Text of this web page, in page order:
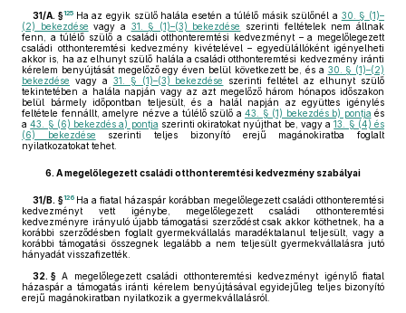
31/A. §125 Ha az egyik szülő halála esetén a túlélő másik szülőnél a 30. § (1)–
(2) bekezdése vagy a 31. § (1)–(3) bekezdése
szerinti feltételek nem állnak
fenn, a túlélő szülő a családi otthonteremtési kedvezményt – a megelőlegezett
családi otthonteremtési kedvezmény kivételével – egyedülállóként igényelheti
akkor is, ha az elhunyt szülő halála a családi otthonteremtési kedvezmény iránti
kérelem benyújtását megelőző egy éven belül következett be, és a 30. § (1)–(2)
bekezdése vagy a 31. § (1)–(3) bekezdése
szerinti feltétel az elhunyt szülő
tekintetében a halála napján vagy az azt megelőző három hónapos időszakon
belül bármely időpontban teljesült, és a halál napján az együttes igénylés
feltétele fennállt, amelyre nézve a túlélő szülő a 43. § (1) bekezdés b) pontja és
a43. § (6) bekezdés a) pontja szerinti okiratokat nyújthat be, vagy a13. § (4) és
(6) bekezdése szerinti teljes bizonyító erejű magánokiratba foglalt
nyilatkozatokat tehet.
6. A megelőlegezett családi otthonteremtési kedvezmény szabályai
31/B. §126 Ha a fiatal házaspár korábban megelőlegezett családi otthonteremtési
kedvezményt vett igénybe, megelőlegezett családi otthonteremtési
kedvezményre irányuló újabb támogatási szerződést csak akkor köthetnek, ha a
korábbi szerződésben foglalt gyermekvállalás maradéktalanul teljesült, vagy a
korábbi támogatási összegnek legalább a nem teljesült gyermekvállalásra jutó
hányadát visszafizették.
32. § A megelőlegezett családi otthonteremtési kedvezményt igénylő fiatal
házaspár a támogatás iránti kérelem benyújtásával egyidejűleg teljes bizonyító
erejű magánokiratban nyilatkozik a gyermekvállalásról.